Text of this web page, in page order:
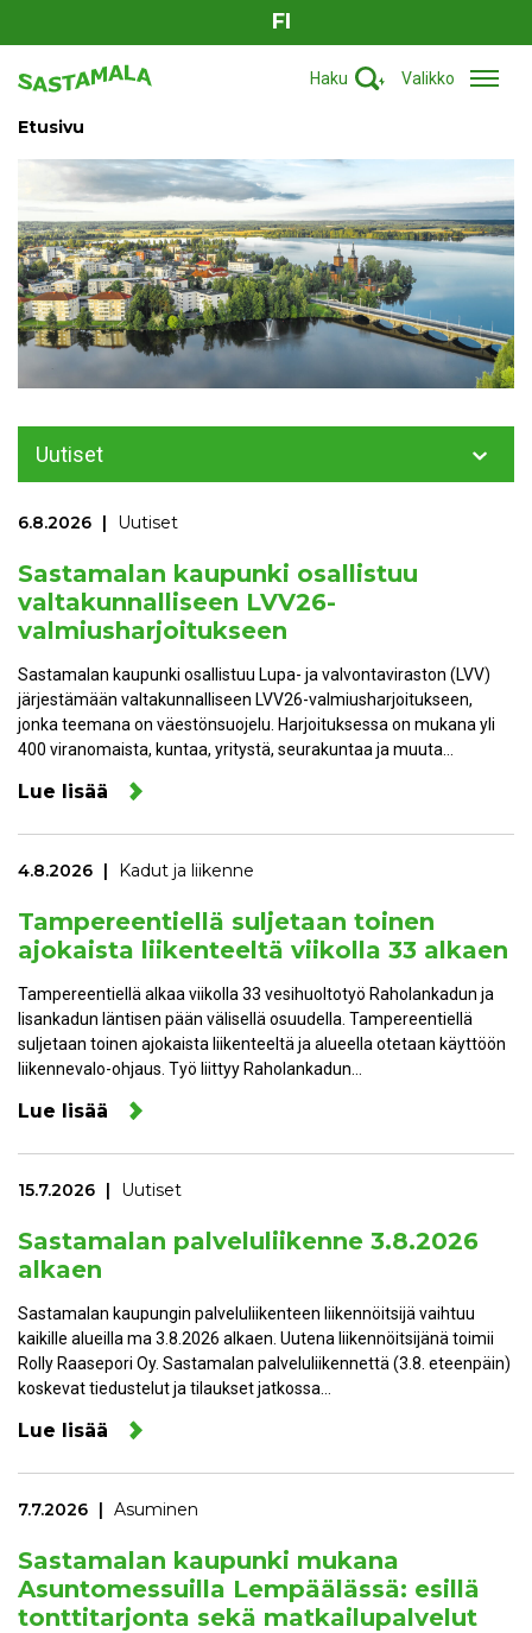
FI
Haku Valikko
Etusivu
Uutiset
6.8.2026 Uutiset
Sastamalan kaupunki osallistuu
valtakunnalliseen LVV26-
valmiusharjoitukseen
Sastamalan kaupunki osallistuu Lupa- ja valvontaviraston (LVV)
järjestämään valtakunnalliseen LVV26-valmiusharjoitukseen,
jonka teemana on väestönsuojelu. Harjoituksessa on mukana yli
400 viranomaista, kuntaa, yritystä, seurakuntaa ja muuta…
Lue lisää
4.8.2026 Kadut ja liikenne
Tampereentiellä suljetaan toinen
ajokaista liikenteeltä viikolla 33 alkaen
Tampereentiellä alkaa viikolla 33 vesihuoltotyö Raholankadun ja
Iisankadun läntisen pään välisellä osuudella. Tampereentiellä
suljetaan toinen ajokaista liikenteeltä ja alueella otetaan käyttöön
liikennevalo-ohjaus. Työ liittyy Raholankadun…
Lue lisää
15.7.2026 Uutiset
Sastamalan palveluliikenne 3.8.2026
alkaen
Sastamalan kaupungin palveluliikenteen liikennöitsijä vaihtuu
kaikille alueilla ma 3.8.2026 alkaen. Uutena liikennöitsijänä toimii
Rolly Raasepori Oy. Sastamalan palveluliikennettä (3.8. eteenpäin)
koskevat tiedustelut ja tilaukset jatkossa…
Lue lisää
7.7.2026 Asuminen
Sastamalan kaupunki mukana
Asuntomessuilla Lempäälässä: esillä
tonttitarjonta sekä matkailupalvelut